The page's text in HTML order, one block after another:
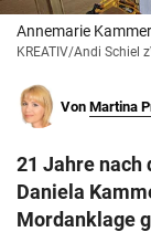
Annemarie
KREATIV/Andi Schiel
Von Martina
21 Jahre nach
Daniela
Mordanklage